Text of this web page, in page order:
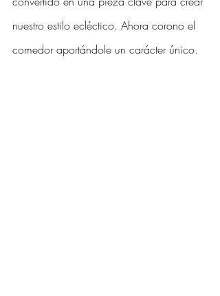
nuestro estilo ecléctico. Ahora corono el
comedor aportándole un carácter único.